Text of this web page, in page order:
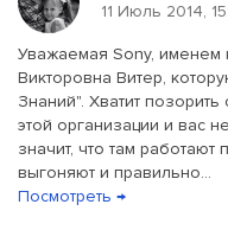
11 Июль 2014,
Уважаемая Sony, именем
Викторовна Витер,
Знаний". Хватит
этой организации и вас
значит, что там работают
выгоняют и правильно...
Посмотреть →